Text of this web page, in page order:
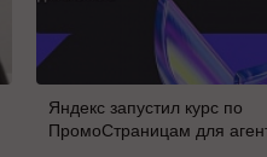
Яндекс запустил курс по
ПромоСтраницам для